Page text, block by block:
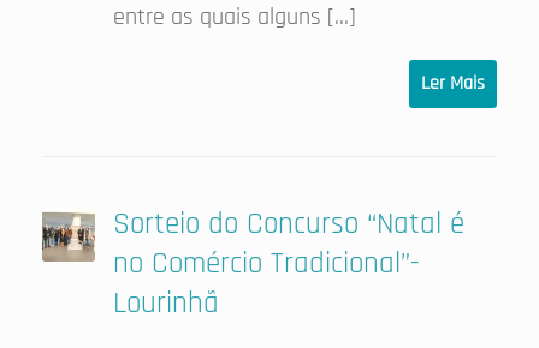
entre as quais alguns […]
Ler Mais
Sorteio do Concurso “Natal é
no Comércio Tradicional”-
Lourinhã